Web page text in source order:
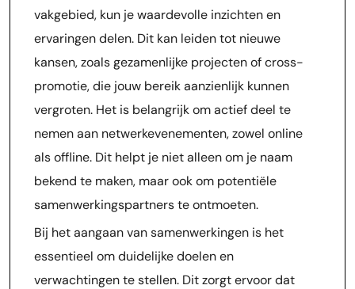
vakgebied, kun je waardevolle inzichten en
ervaringen delen. Dit kan leiden tot nieuwe
kansen, zoals gezamenlijke projecten of cross-
promotie, die jouw bereik aanzienlijk kunnen
vergroten. Het is belangrijk om actief deel te
nemen aan netwerkevenementen, zowel online
als offline. Dit helpt je niet alleen om je naam
bekend te maken, maar ook om potentiële
samenwerkingspartners te ontmoeten.
Bij het aangaan van samenwerkingen is het
essentieel om duidelijke doelen en
verwachtingen te stellen. Dit zorgt ervoor dat